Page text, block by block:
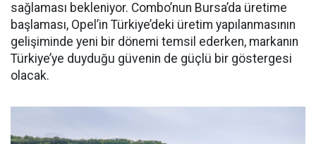
sağlaması bekleniyor. Combo’nun Bursa’da üretime
başlaması, Opel’in Türkiye’deki üretim yapılanmasının
gelişiminde yeni bir dönemi temsil ederken, markanın
Türkiye’ye duyduğu güvenin de güçlü bir göstergesi
olacak.